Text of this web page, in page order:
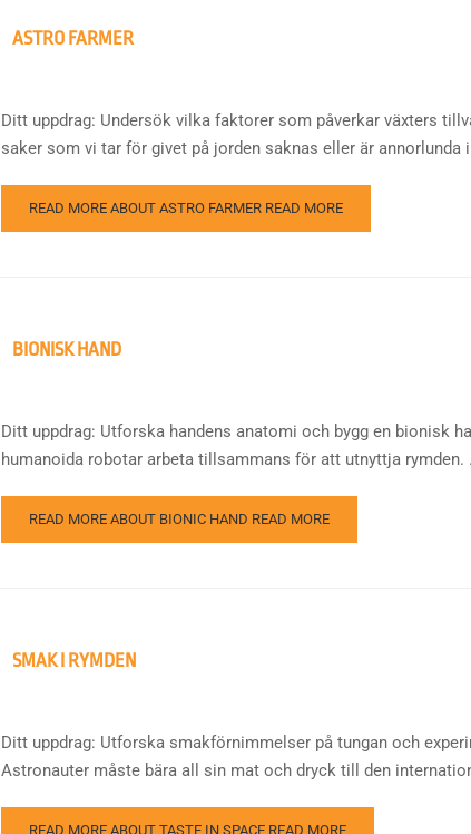
ASTRO FARMER
Ditt uppdrag: Undersök vilka faktorer som påverkar växters
saker som vi tar för givet på jorden saknas eller är annorlunda
READ MORE ABOUT ASTRO FARMER READ MORE
BIONISK HAND
Ditt uppdrag: Utforska handens anatomi och bygg en bionisk
humanoida robotar arbeta tillsammans för att utnyttja rymden.
READ MORE ABOUT BIONIC HAND READ MORE
SMAK I RYMDEN
Ditt uppdrag: Utforska smakförnimmelser på tungan och
Astronauter måste bära all sin mat och dryck till den
READ MORE ABOUT TASTE IN SPACE READ MORE